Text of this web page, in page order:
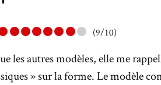
(9/10)
les autres modèles, elle me
» sur la forme. Le modèle